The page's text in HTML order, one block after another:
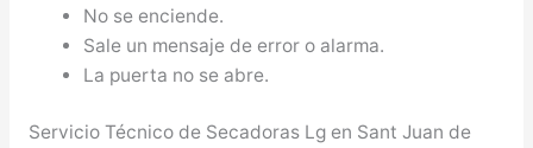
No se enciende.
Sale un mensaje de error o alarma.
La puerta no se abre.
Servicio Técnico de Secadoras Lg en Sant Juan de